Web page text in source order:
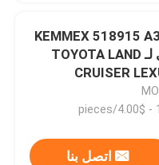
KEMMEX 518915
مرشح تلقائي لـ TOYOTA LAND
CRUISER
اتصل بنا